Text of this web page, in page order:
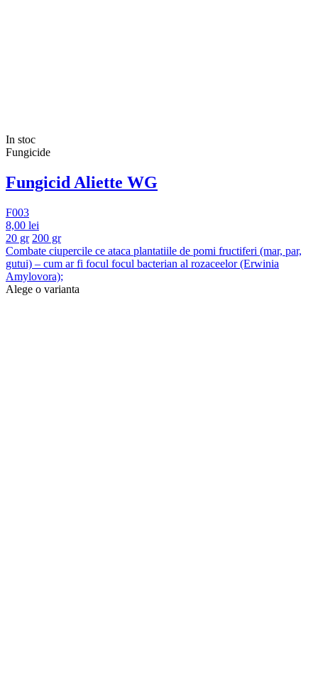
In stoc
Fungicide
Fungicid Aliette WG
F003
8,00 lei
20 gr 200 gr
Combate ciupercile ce ataca plantatiile de pomi fructiferi (mar, par,
gutui) – cum ar fi focul focul bacterian al rozaceelor (Erwinia
Amylovora);
Alege o varianta